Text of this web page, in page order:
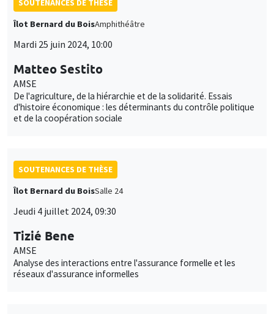
SOUTENANCES DE THÈSE
Îlot Bernard du BoisAmphithéâtre
Mardi 25 juin 2024, 10:00
Matteo Sestito
AMSE
De l'agriculture, de la hiérarchie et de la solidarité. Essais
d'histoire économique : les déterminants du contrôle politique
et de la coopération sociale
SOUTENANCES DE THÈSE
Îlot Bernard du BoisSalle 24
Jeudi 4 juillet 2024, 09:30
Tizié Bene
AMSE
Analyse des interactions entre l'assurance formelle et les
réseaux d'assurance informelles